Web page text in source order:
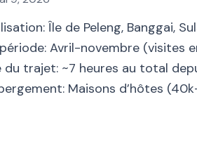
Île de Peleng, Banggai,
Avril-novembre (visites
du trajet: ~7 heures au total
Maisons d’hôtes